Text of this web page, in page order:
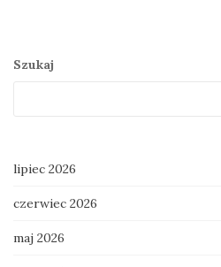
Szukaj
lipiec 2026
czerwiec 2026
maj 2026